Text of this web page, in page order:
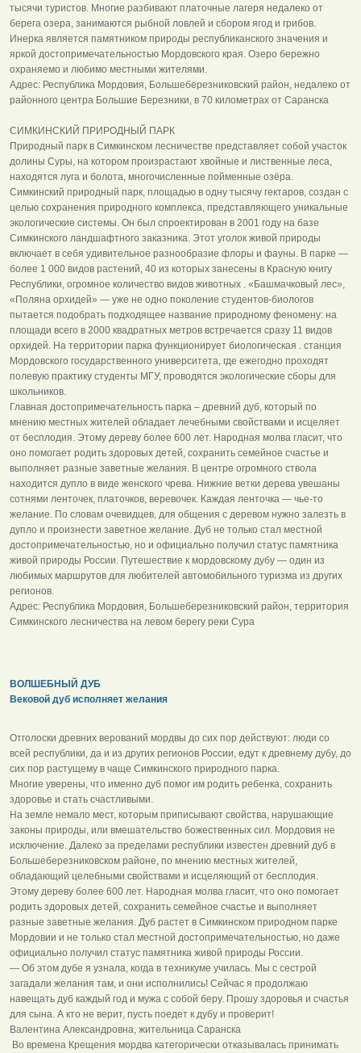
тысячи туристов. Многие разбивают платочные лагеря недалеко от
берега озера, занимаются рыбной ловлей и сбором ягод и грибов.
Инерка является памятником природы республиканского значения и
яркой достопримечательностью Мордовского края. Озеро бережно
охраняемо и любимо местными жителями.
Адрес: Республика Мордовия, Большеберезниковский район, недалеко от
районного центра Большие Березники, в 70 километрах от Саранска
СИМКИНСКИЙ ПРИРОДНЫЙ ПАРК
Природный парк в Симкинском лесничестве представляет собой участок
долины Суры, на котором произрастают хвойные и лиственные леса,
находятся луга и болота, многочисленные пойменные озёра.
Симкинский природный парк, площадью в одну тысячу гектаров, создан с
целью сохранения природного комплекса, представляющего уникальные
экологические системы. Он был спроектирован в 2001 году на базе
Симкинского ландшафтного заказника. Этот уголок живой природы
включает в себя удивительное разнообразие флоры и фауны. В парке —
более 1 000 видов растений, 40 из которых занесены в Красную книгу
Республики, огромное количество видов животных . «Башмачковый лес»,
«Поляна орхидей» — уже не одно поколение студентов-биологов
пытается подобрать подходящее название природному феномену: на
площади всего в 2000 квадратных метров встречается сразу 11 видов
орхидей. На территории парка функционирует биологическая . станция
Мордовского государственного университета, где ежегодно проходят
полевую практику студенты МГУ, проводятся экологические сборы для
школьников.
Главная достопримечательность парка – древний дуб, который по
мнению местных жителей обладает лечебными свойствами и исцеляет
от бесплодия. Этому дереву более 600 лет. Народная молва гласит, что
оно помогает родить здоровых детей, сохранить семейное счастье и
выполняет разные заветные желания. В центре огромного ствола
находится дупло в виде женского чрева. Нижние ветки дерева увешаны
сотнями ленточек, платочков, веревочек. Каждая ленточка — чье-то
желание. По словам очевидцев, для общения с деревом нужно залезть в
дупло и произнести заветное желание. Дуб не только стал местной
достопримечательностью, но и официально получил статус памятника
живой природы России. Путешествие к мордовскому дубу — один из
любимых маршрутов для любителей автомобильного туризма из других
регионов.
Адрес: Республика Мордовия, Большеберезниковский район, территория
Симкинского лесничества на левом берегу реки Сура
ВОЛШЕБНЫЙ ДУБ
Вековой дуб исполняет желания
Отголоски древних верований мордвы до сих пор действуют: люди со
всей республики, да и из других регионов России, едут к древнему дубу, до
сих пор растущему в чаще Симкинского природного парка.
Многие уверены, что именно дуб помог им родить ребенка, сохранить
здоровье и стать счастливыми.
На земле немало мест, которым приписывают свойства, нарушающие
законы природы, или вмешательство божественных сил. Мордовия не
исключение. Далеко за пределами республики известен древний дуб в
Большеберезниковском районе, по мнению местных жителей,
обладающий целебными свойствами и исцеляющий от бесплодия.
Этому дереву более 600 лет. Народная молва гласит, что оно помогает
родить здоровых детей, сохранить семейное счастье и выполняет
разные заветные желания. Дуб растет в Симкинском природном парке
Мордовии и не только стал местной достопримечательностью, но даже
официально получил статус памятника живой природы России.
— Об этом дубе я узнала, когда в техникуме училась. Мы с сестрой
загадали желания там, и они исполнились! Сейчас я продолжаю
навещать дуб каждый год и мужа с собой беру. Прошу здоровья и счастья
для сына. А кто не верит, пусть поедет к дубу и проверит!
Валентина Александровна, жительница Саранска
Во времена Крещения мордва категорически отказывалась принимать